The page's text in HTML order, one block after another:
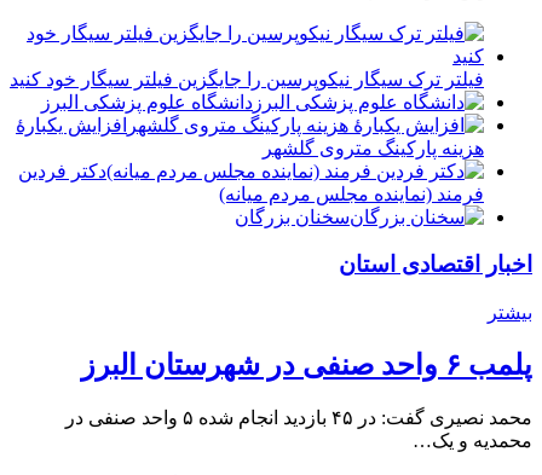
فیلتر ترک سیگار نیکوپرسین را جایگزین فیلتر سیگار خود کنید
دانشگاه علوم پزشکی البرز
افزایش یکبارۀ
هزینه پارکینگ متروی گلشهر
دكتر فردين
فرمند (نماينده مجلس مردم میانه)
سخنان بزرگان
اخبار اقتصادی استان
بیشتر
پلمب ۶ واحد صنفی در شهرستان البرز
محمد نصیری گفت: در ۴۵ بازدید انجام شده ۵ واحد صنفی در
محمدیه و یک…